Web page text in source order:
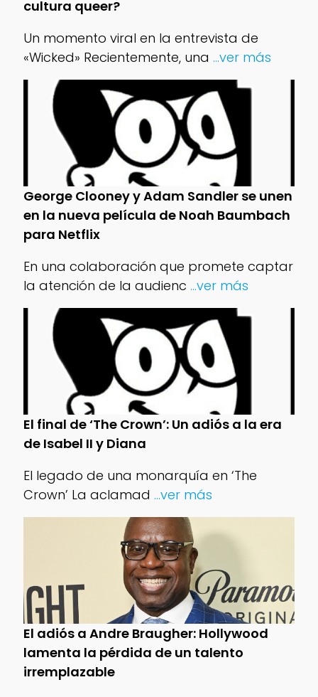
cultura queer?
Un momento viral en la entrevista de
«Wicked» Recientemente, una ...ver más
George Clooney y Adam Sandler se unen
en la nueva película de Noah Baumbach
para Netflix
En una colaboración que promete captar
la atención de la audienc ...ver más
El final de ‘The Crown’: Un adiós a la era
de Isabel II y Diana
El legado de una monarquía en ‘The
Crown’ La aclamad ...ver más
El adiós a Andre Braugher: Hollywood
lamenta la pérdida de un talento
irremplazable